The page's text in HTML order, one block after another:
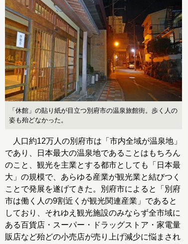
「休館」の貼り紙が目立つ別府市の温泉旅館街。歩く人の
姿も殆どなかった。
人口約12万人の別府市は「市内全域が温泉地」
であり、日本最大の温泉地であることはもちろん
のこと、観光を主業とする都市としても「日本最
大」の規模で、あらゆる産業が観光業と結びつく
ことで発展を遂げてきた。別府市によると「別府
市は働く人の9割近くが観光関連産業」であると
しており、それゆえ観光施設のみならず全市域に
ある百貨店・スーパー・ドラッグストア・家電量
販店など殆どの小売店が売り上げ減少に悩まされ